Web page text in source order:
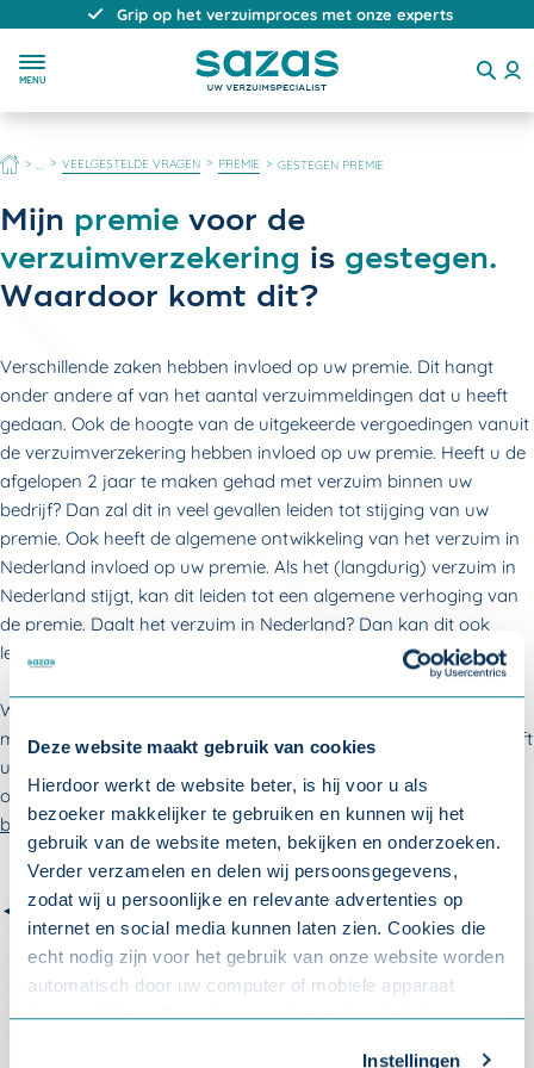
Deze website maakt gebruik van cookies
Hierdoor werkt de website beter, is hij voor u als
bezoeker makkelijker te gebruiken en kunnen wij het
gebruik van de website meten, bekijken en onderzoeken.
Verder verzamelen en delen wij persoonsgegevens,
zodat wij u persoonlijke en relevante advertenties op
internet en social media kunnen laten zien. Cookies die
echt nodig zijn voor het gebruik van onze website worden
automatisch door uw computer of mobiele apparaat
bewaard. Voor alle andere soorten cookies hebben we uw
Instellingen
Grip op het verzuimproces met onze experts
MENU
HOME VEELGESTELDE VRAGEN PREMIE GESTEGEN PREMIE
Mijn premie voor de
verzuimverzekering is gestegen.
Waardoor komt dit?
Verschillende zaken hebben invloed op uw premie. Dit hangt
onder andere af van het aantal verzuimmeldingen dat u heeft
gedaan. Ook de hoogte van de uitgekeerde vergoedingen vanuit
de verzuimverzekering hebben invloed op uw premie. Heeft u de
afgelopen 2 jaar te maken gehad met verzuim binnen uw
bedrijf? Dan zal dit in veel gevallen leiden tot stijging van uw
premie. Ook heeft de algemene ontwikkeling van het verzuim in
Nederland invloed op uw premie. Als het (langdurig) verzuim in
Nederland stijgt, kan dit leiden tot een algemene verhoging van
de premie. Daalt het verzuim in Nederland? Dan kan dit ook
leiden tot een lagere premie.
Wilt u meer weten over hoe uw premie wordt berekend? Lees er
meer over in debrochure 'Hoe komt uw premie tot stand?
'. Heeft
u een MKB verzuim-ontzorgverzekering? Dan wordt de premie
op een andere manier berekend. Lees er meer over in de
brochure 'Premieopbouw MKB verzuim-ontzorgverzekering’
◄ Terug naar Veelgestelde vragen: Premie 2026